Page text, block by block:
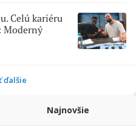
Celú kariéru
Moderný
ďalšie
Najnovšie